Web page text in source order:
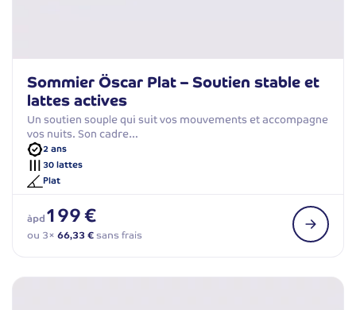
Sommier Öscar Plat – Soutien stable et
lattes actives
Un soutien souple qui suit vos mouvements et accompagne
vos nuits. Son cadre…
2 ans
30 lattes
Plat
àpd199 €
ou 3× 66,33 €sans frais